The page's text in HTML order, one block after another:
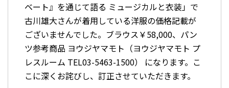
ベート』を通じて語る ミュージカルと衣装」で
古川雄大さんが着用している洋服の価格記載が
ございませんでした。ブラウス￥58,000、パン
ツ参考商品 ヨウジヤマモト（ヨウジヤマモト プ
レスルーム TEL03-5463-1500） になります。こ
こに深くお詫びし、訂正させていただきます。